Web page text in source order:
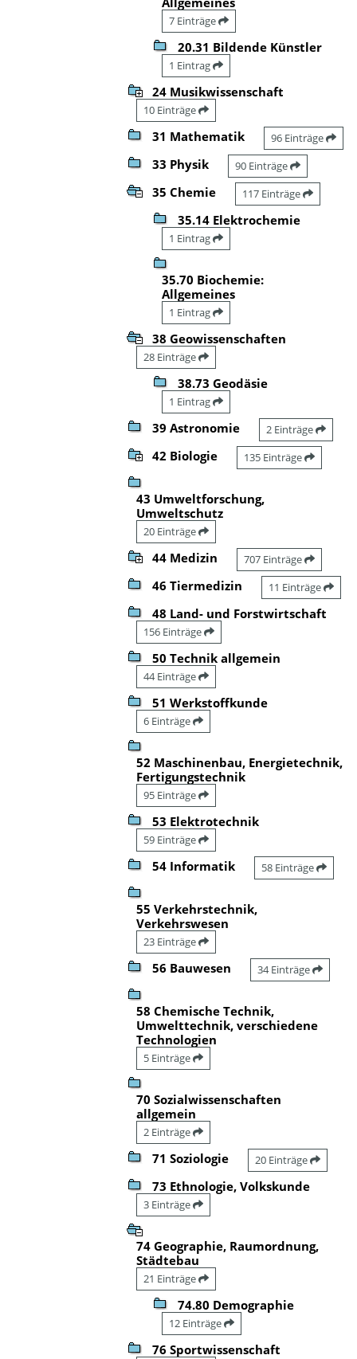
7 Einträge
20.31 Bildende Künstler
1 Eintrag
24 Musikwissenschaft
10 Einträge
31 Mathematik 96 Einträge
33 Physik 90 Einträge
35 Chemie 117 Einträge
35.14 Elektrochemie
1 Eintrag
35.70 Biochemie:
Allgemeines
1 Eintrag
38 Geowissenschaften
28 Einträge
38.73 Geodäsie
1 Eintrag
39 Astronomie 2 Einträge
42 Biologie 135 Einträge
43 Umweltforschung,
Umweltschutz
20 Einträge
44 Medizin 707 Einträge
46 Tiermedizin 11 Einträge
48 Land- und Forstwirtschaft
156 Einträge
50 Technik allgemein
44 Einträge
51 Werkstoffkunde
6 Einträge
52 Maschinenbau, Energietechnik,
Fertigungstechnik
95 Einträge
53 Elektrotechnik
59 Einträge
54 Informatik 58 Einträge
55 Verkehrstechnik,
Verkehrswesen
23 Einträge
56 Bauwesen 34 Einträge
58 Chemische Technik,
Umwelttechnik, verschiedene
Technologien
5 Einträge
70 Sozialwissenschaften
allgemein
2 Einträge
71 Soziologie 20 Einträge
73 Ethnologie, Volkskunde
3 Einträge
74 Geographie, Raumordnung,
Städtebau
21 Einträge
74.80 Demographie
12 Einträge
76 Sportwissenschaft